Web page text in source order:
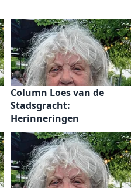
Column Loes van de
Stadsgracht:
Herinneringen